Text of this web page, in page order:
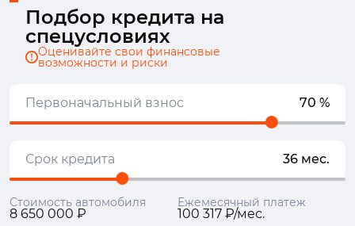
Подбор кредита на
спецусловиях
Оценивайте свои финансовые
возможности и риски
Первоначальный взнос 70 %
Срок кредита 36 мес.
Стоимость автомобиля
8 650 000 ₽
Ежемесячный платеж
100 317 ₽/мес.